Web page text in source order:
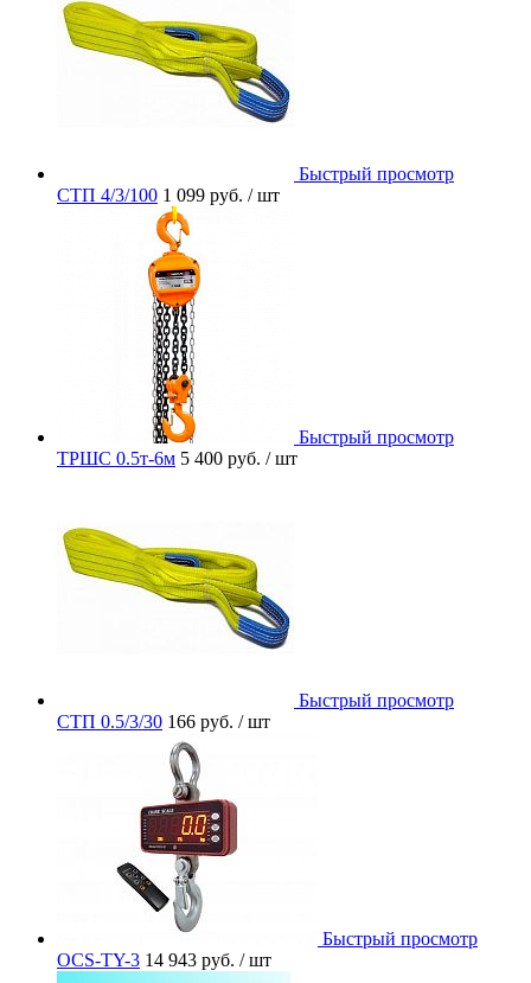
Быстрый просмотр
СТП 4/3/100 1 099 руб. / шт
Быстрый просмотр
ТРШС 0.5т-6м 5 400 руб. / шт
Быстрый просмотр
СТП 0.5/3/30 166 руб. / шт
Быстрый просмотр
OCS-TY-3 14 943 руб. / шт